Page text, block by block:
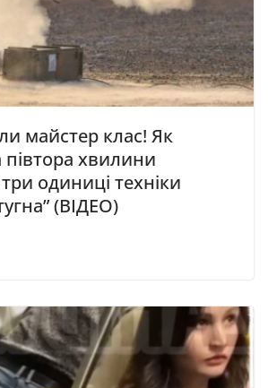
майстер клас! Як
півтора хвилини
одиниці техніки
(ВІДЕО)